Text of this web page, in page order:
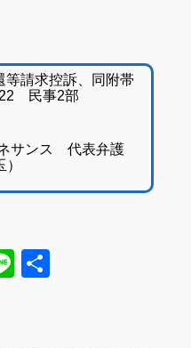
請求控訴、同附帯
民事2部
サンス 代表弁護
Line